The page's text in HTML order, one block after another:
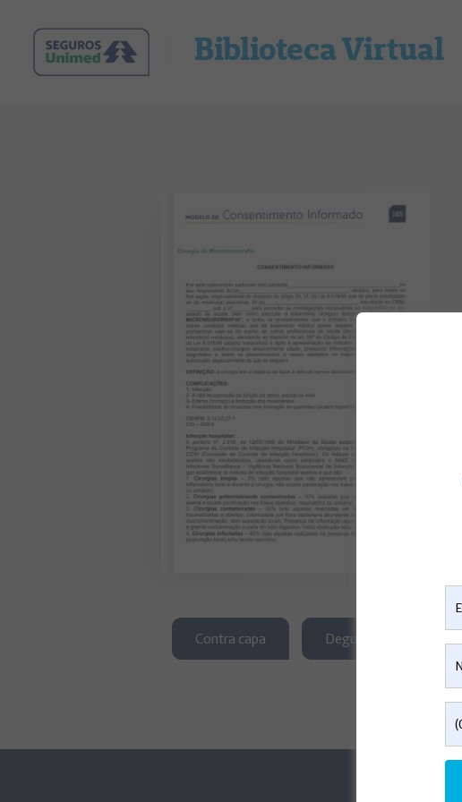
Biblioteca Virtual
Contra capa Degustação